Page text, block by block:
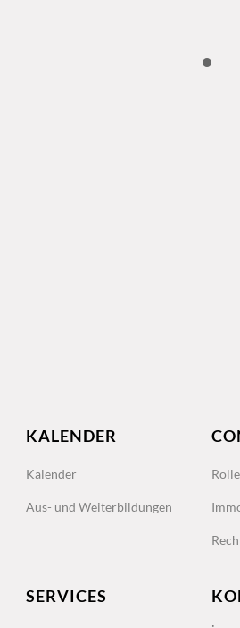
KALENDER
Kalender
Aus- und Weiterbildungen
SERVICES